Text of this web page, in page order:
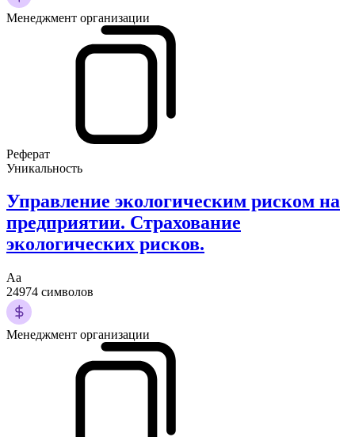
Менеджмент организации
Реферат
Уникальность
Управление экологическим риском на
предприятии. Страхование
экологических рисков.
Аа
24974 символов
Менеджмент организации